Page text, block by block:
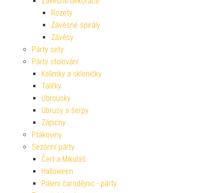
Rozety
Závěsné spirály
Závěsy
Párty sety
Párty stolování
Kelímky a skleničky
Talířky
Ubrousky
Ubrusy a šerpy
Zápichy
Ptákoviny
Sezónní párty
Čert a Mikuláš
Halloween
Pálení čarodějnic - párty